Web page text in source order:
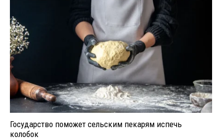
Государство поможет сельским пекарям испечь
колобок